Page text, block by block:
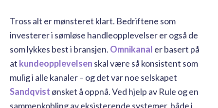
Tross alt er mønsteret klart. Bedriftene som
investerer i sømløse handleopplevelser er også de
som lykkes best i bransjen. Omnikanal er basert på
at kundeopplevelsen skal være så konsistent som
mulig i alle kanaler – og det var noe selskapet
Sandqvist ønsket å oppnå. Ved hjelp av Rule og en
sammenkobling av eksisterende systemer, både i